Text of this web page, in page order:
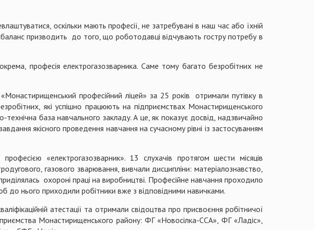
оскільки мають професії, не затребувані в наш час або їхній
призводить до того, що роботодавці відчувають гостру потребу в
професія електрогазозварника. Саме тому багато безробітних не
професійний ліцей» за 25 років отримали путівку в
які успішно працюють на підприємствах Монастирищенського
база навчального закладу. А це, як показує досвід, надзвичайно
якісного проведення навчання на сучасному рівні із застосуванням
«електрогазозварник». 13 слухачів протягом шести місяців
газового зварювання, вивчали дисципліни: матеріалознавство,
охороні праці на виробництві. Професійне навчання проходило
нього приходили робітники вже з відповідними навичками.
атестації та отримали свідоцтва про присвоєння робітничої
Монастирищенського району: ФГ «Новосілка-ССА», ФГ «Ладіс»,